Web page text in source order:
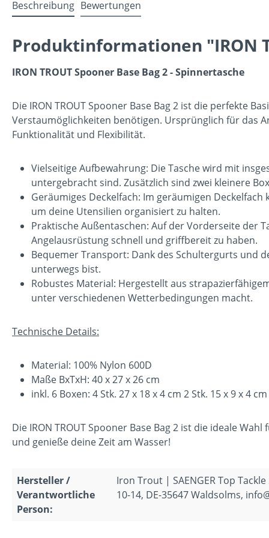
Beschreibung Bewertungen
Produktinformationen "IRON
IRON TROUT Spooner Base Bag 2 - Spinnertasche
Die IRON TROUT Spooner Base Bag 2 ist die perfekte
Verstaumöglichkeiten benötigen. Ursprünglich für das
Funktionalität und Flexibilität.
Vielseitige Aufbewahrung: Die Tasche wird mit
untergebracht sind. Zusätzlich sind zwei kleinere
Geräumiges Deckelfach: Im geräumigen
um deine Utensilien organisiert zu halten.
Praktische Außentaschen: Auf der Vorderseite der
Angelausrüstung schnell und griffbereit zu haben.
Bequemer Transport: Dank des Schultergurts und
unterwegs bist.
Robustes Material: Hergestellt aus
unter verschiedenen Wetterbedingungen macht.
Technische Details:
Material: 100% Nylon 600D
Maße BxTxH: 40 x 27 x 26 cm
inkl. 6 Boxen: 4 Stk. 27 x 18 x 4 cm 2 Stk. 15 x 9 x 4 cm
Die IRON TROUT Spooner Base Bag 2 ist die ideale
und genieße deine Zeit am Wasser!
Hersteller /
Verantwortliche
Person:
Iron Trout | SAENGER Top
10-14, DE-35647 Waldsolms,